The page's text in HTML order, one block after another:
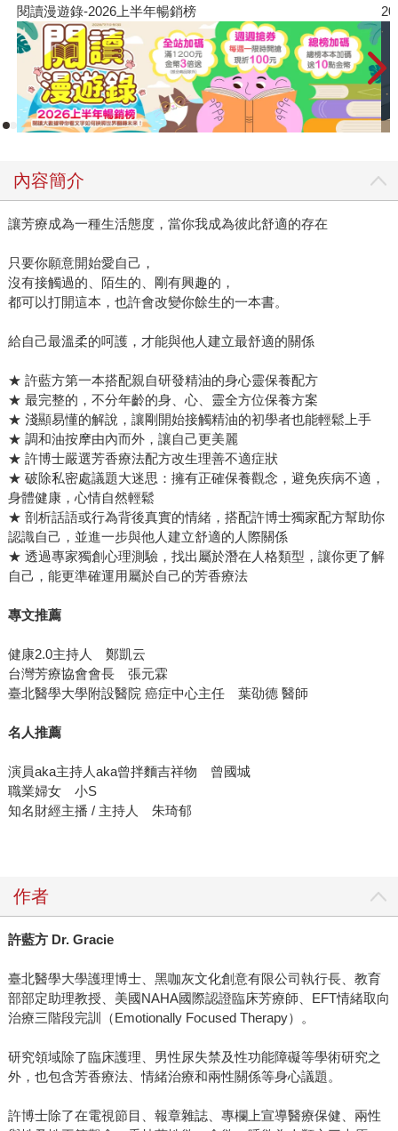
2026年8月金石堂強力推薦
內容簡介
讓芳療成為一種生活態度，當你我成為彼此舒適的存在
只要你願意開始愛自己，
沒有接觸過的、陌生的、剛有興趣的，
都可以打開這本，也許會改變你餘生的一本書。
給自己最溫柔的呵護，才能與他人建立最舒適的關係
★ 許藍方第一本搭配親自研發精油的身心靈保養配方
★ 最完整的，不分年齡的身、心、靈全方位保養方案
★ 淺顯易懂的解說，讓剛開始接觸精油的初學者也能輕鬆上手
★ 調和油按摩由內而外，讓自己更美麗
★ 許博士嚴選芳香療法配方改生理善不適症狀
★ 破除私密處議題大迷思：擁有正確保養觀念，避免疾病不適，
身體健康，心情自然輕鬆
★ 剖析話語或行為背後真實的情緒，搭配許博士獨家配方幫助你
認識自己，並進一步與他人建立舒適的人際關係
★ 透過專家獨創心理測驗，找出屬於潛在人格類型，讓你更了解
自己，能更準確運用屬於自己的芳香療法
專文推薦
健康2.0主持人 鄭凱云
台灣芳療協會會長 張元霖
臺北醫學大學附設醫院 癌症中心主任 葉劭德 醫師
名人推薦
演員aka主持人aka曾拌麵吉祥物 曾國城
職業婦女 小S
知名財經主播 / 主持人 朱琦郁
作者
許藍方Dr. Gracie
臺北醫學大學護理博士、黑咖灰文化創意有限公司執行長、教育
部部定助理教授、美國NAHA國際認證臨床芳療師、EFT情緒取向
治療三階段完訓（Emotionally Focused Therapy）。
研究領域除了臨床護理、男性尿失禁及性功能障礙等學術研究之
外，也包含芳香療法、情緒治療和兩性關係等身心議題。
許博士除了在電視節目、報章雜誌、專欄上宣導醫療保健、兩性